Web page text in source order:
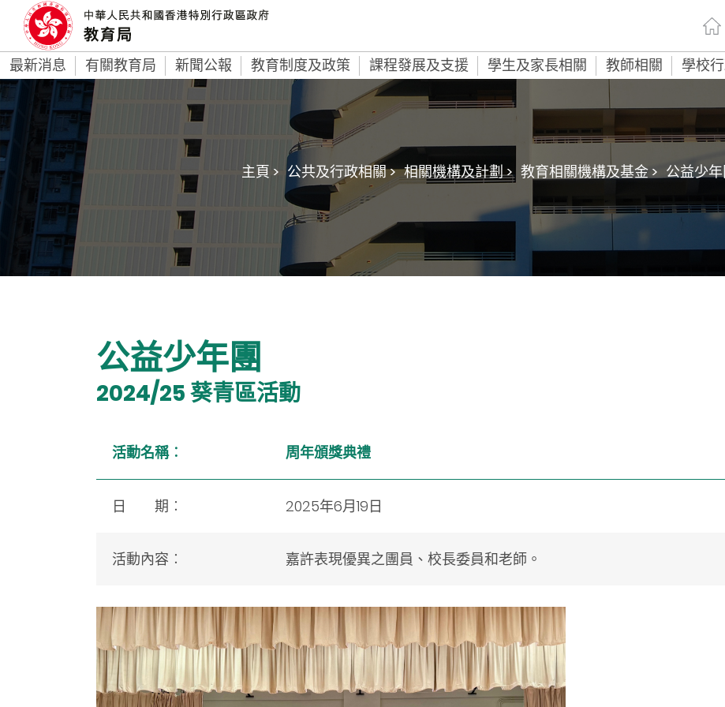
最新消息 有關教育局 新聞公報 教育制度及政策 課程發展及支援 學生及家長相關 教師相關 學校
主頁 > 公共及行政相關 > 相關機構及計劃 > 教育相關機構及基金 > 公益少年
公益少年團
2024/25葵青區活動
活動名稱︰ 周年頒獎典禮
日 期︰ 2025年6月19日
活動內容︰ 嘉許表現優異之團員、校長委員和老師。